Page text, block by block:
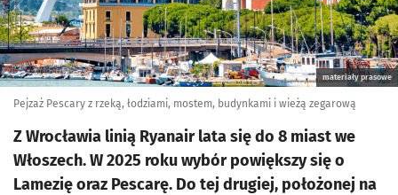
materiały prasowe
Pejzaż Pescary z rzeką, łodziami, mostem, budynkami i wieżą zegarową
Z Wrocławia linią Ryanair lata się do 8 miast we
Włoszech. W 2025 roku wybór powiększy się o
Lamezię oraz Pescarę. Do tej drugiej, położonej na